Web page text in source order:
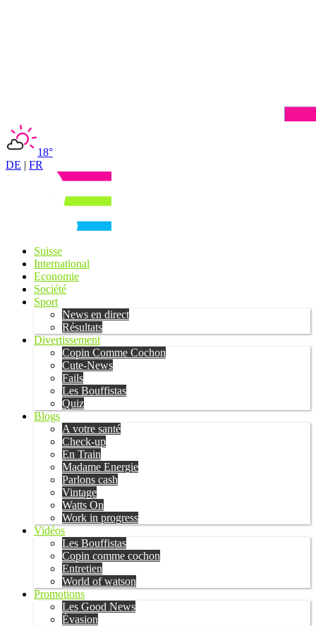
18°
DE | FR
Suisse
International
Economie
Société
Sport
News en direct
Résultats
Divertissement
Copin Comme Cochon
Cute-News
Fails
Les Bouffistas
Quiz
Blogs
A votre santé
Check-up
En Train
Madame Energie
Parlons cash
Vintage
Watts On
Work in progress
Vidéos
Les Bouffistas
Copin comme cochon
Entretien
World of watson
Promotions
Les Good News
Évasion